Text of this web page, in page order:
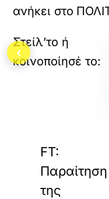
ανήκει στο
FT:
Παραίτηση
της
‹